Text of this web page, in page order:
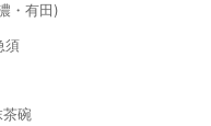
・有田)
須
碗